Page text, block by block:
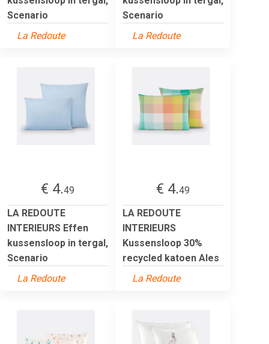
Scenario
La Redoute
Scenario
La Redoute
€ 4.49
LA REDOUTE
INTERIEURS Effen
kussensloop in tergal,
Scenario
La Redoute
€ 4.49
LA REDOUTE
INTERIEURS
Kussensloop 30%
recycled katoen Ales
La Redoute